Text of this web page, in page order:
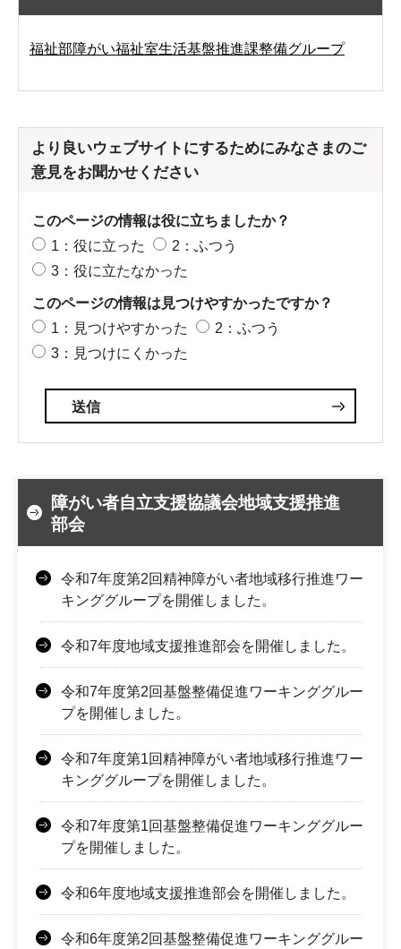
福祉部障がい福祉室生活基盤推進課整備グループ
より良いウェブサイトにするためにみなさまのご
意見をお聞かせください
このページの情報は役に立ちましたか？
1：役に立った
2：ふつう
3：役に立たなかった
このページの情報は見つけやすかったですか？
1：見つけやすかった
2：ふつう
3：見つけにくかった
障がい者自立支援協議会地域支援推進
部会
令和7年度第2回精神障がい者地域移行推進ワー
キンググループを開催しました。
令和7年度地域支援推進部会を開催しました。
令和7年度第2回基盤整備促進ワーキンググルー
プを開催しました。
令和7年度第1回精神障がい者地域移行推進ワー
キンググループを開催しました。
令和7年度第1回基盤整備促進ワーキンググルー
プを開催しました。
令和6年度地域支援推進部会を開催しました。
令和6年度第2回基盤整備促進ワーキンググルー